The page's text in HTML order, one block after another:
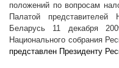
положений по вопросам
Палатой представителей
Беларусь 11 декабря
Национального собрания
представлен Президенту